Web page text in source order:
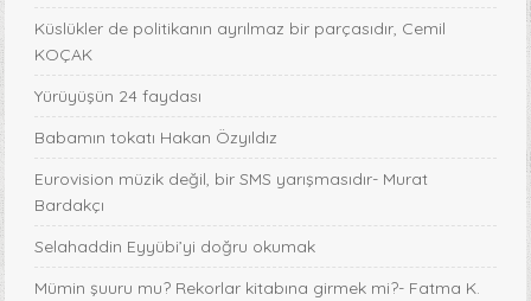
Küslükler de politikanın ayrılmaz bir parçasıdır, Cemil
KOÇAK
Yürüyüşün 24 faydası
Babamın tokatı Hakan Özyıldız
Eurovision müzik değil, bir SMS yarışmasıdır- Murat
Bardakçı
Selahaddin Eyyübi’yi doğru okumak
Mümin şuuru mu? Rekorlar kitabına girmek mi?- Fatma K.